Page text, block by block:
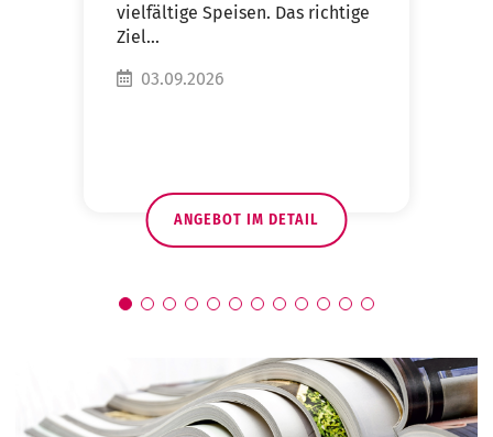
vielfältige Speisen. Das richtige
Ziel...
03.09.2026
ANGEBOT IM DETAIL